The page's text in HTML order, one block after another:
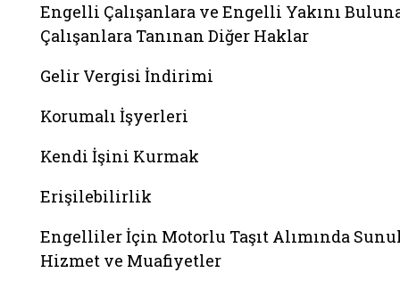
Engelli Çalışanlara ve Engelli Yakını
Çalışanlara Tanınan Diğer Haklar
Gelir Vergisi İndirimi
Korumalı İşyerleri
Kendi İşini Kurmak
Erişilebilirlik
Engelliler İçin Motorlu Taşıt Alımında
Hizmet ve Muafiyetler